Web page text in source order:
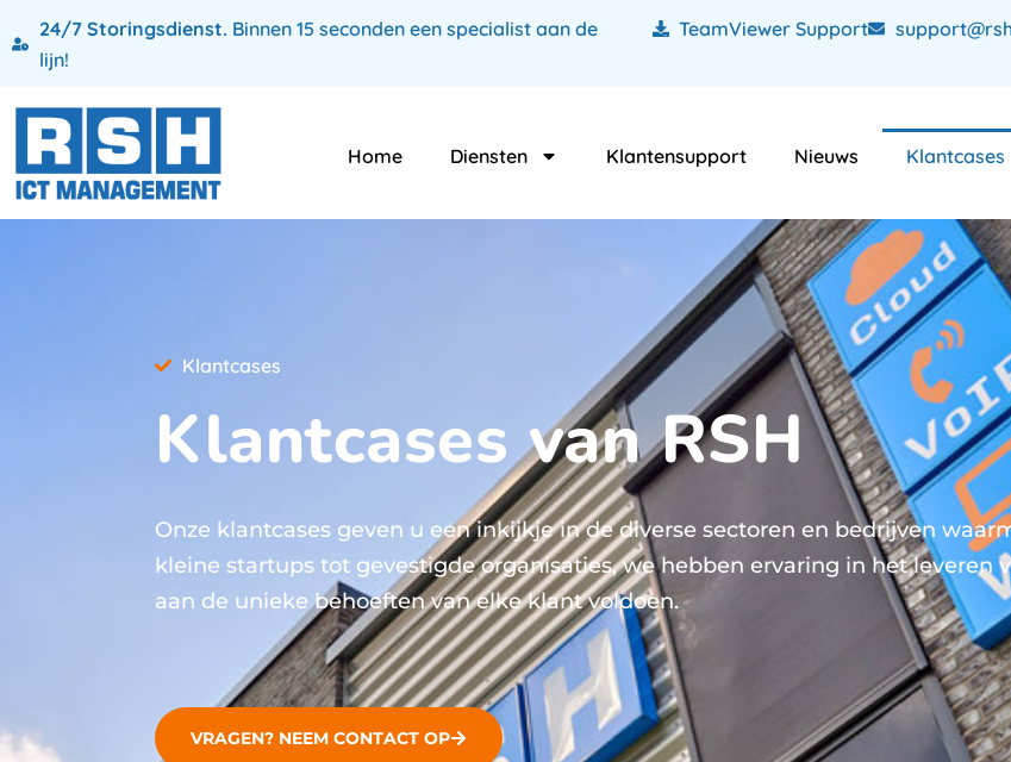
24/7 Storingsdienst. Binnen 15 seconden een specialist aan de
lijn!
TeamViewer Support
Home Diensten Klantensupport Nieuws Klantcases
Klantcases
Klantcases van RSH
Onze klantcases geven u een inkijkje in de diverse sectoren en bedrijven
kleine startups tot gevestigde organisaties, we hebben ervaring in het leveren
aan de unieke behoeften van elke klant voldoen.
VRAGEN? NEEM CONTACT OP